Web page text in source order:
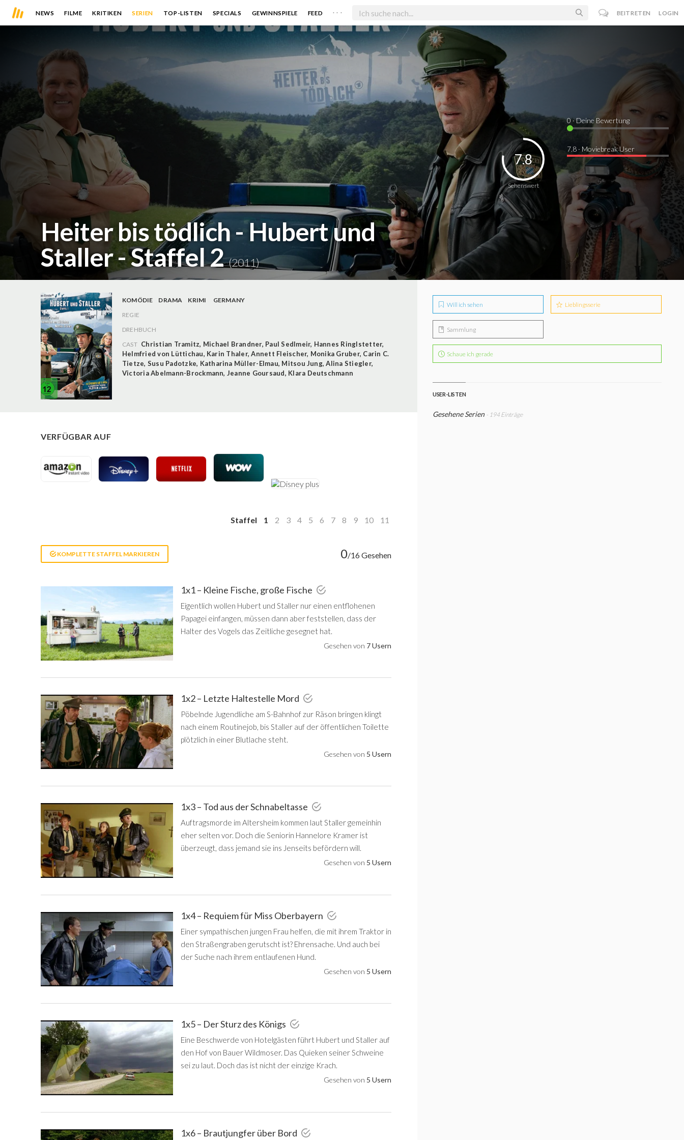
NEWS FILME KRITIKEN SERIEN TOP-LISTEN SPECIALS GEWINNSPIELE FEED . . . BEITRETEN LOGIN
Heiter bis tödlich - Hubert und
Staller - Staffel 2(2011)
Sehenswert
7.8
0· Deine Bewertung
7.8 · Moviebreak User
KOMÖDIE DRAMA KRIMI
GERMANY
REGIE
DREHBUCH
CAST Christian Tramitz, Michael Brandner, Paul Sedlmeir, Hannes Ringlstetter,
Helmfried von Lüttichau, Karin Thaler,Annett Fleischer, Monika Gruber, Carin C.
Tietze, Susu Padotzke, Katharina Müller-Elmau, Mitsou Jung,Alina Stiegler,
Victoria Abelmann-Brockmann, Jeanne Goursaud, Klara Deutschmann
VERFÜGBAR AUF
Staffel 1 2 3 4 5 6 7 8 9 10 11
KOMPLETTE STAFFEL MARKIEREN 0/16 Gesehen
1x1 – Kleine Fische, große Fische
Eigentlich wollen Hubert und Staller nur einen entflohenen
Papagei einfangen, müssen dann aber feststellen, dass der
Halter des Vogels das Zeitliche gesegnet hat.
Gesehen von 7 Usern
1x2 – Letzte Haltestelle Mord
Pöbelnde Jugendliche am S-Bahnhof zur Räson bringen klingt
nach einem Routinejob, bis Staller auf der öffentlichen Toilette
plötzlich in einer Blutlache steht.
Gesehen von 5 Usern
1x3 – Tod aus der Schnabeltasse
Auftragsmorde im Altersheim kommen laut Staller gemeinhin
eher selten vor. Doch die Seniorin Hannelore Kramer ist
überzeugt, dass jemand sie ins Jenseits befördern will.
Gesehen von 5 Usern
1x4 – Requiem für Miss Oberbayern
Einer sympathischen jungen Frau helfen, die mit ihrem Traktor in
den Straßengraben gerutscht ist? Ehrensache. Und auch bei
der Suche nach ihrem entlaufenen Hund.
Gesehen von 5 Usern
1x5 – Der Sturz des Königs
Eine Beschwerde von Hotelgästen führt Hubert und Staller auf
den Hof von Bauer Wildmoser. Das Quieken seiner Schweine
sei zu laut. Doch das ist nicht der einzige Krach.
Gesehen von 5 Usern
1x6 – Brautjungfer über Bord
Will ich sehen Lieblingsserie
Sammlung
Schaue ich gerade
USER-LISTEN
Gesehene Serien - 194 Einträge